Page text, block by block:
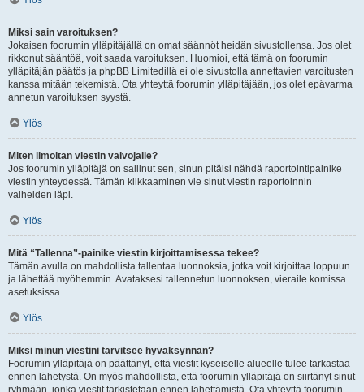
Miksi sain varoituksen?
Jokaisen foorumin ylläpitäjällä on omat säännöt heidän sivustollensa. Jos olet
rikkonut sääntöä, voit saada varoituksen. Huomioi, että tämä on foorumin
ylläpitäjän päätös ja phpBB Limitedillä ei ole sivustolla annettavien varoitusten
kanssa mitään tekemistä. Ota yhteyttä foorumin ylläpitäjään, jos olet epävarma
annetun varoituksen syystä.
Ylös
Miten ilmoitan viestin valvojalle?
Jos foorumin ylläpitäjä on sallinut sen, sinun pitäisi nähdä raportointipainike
viestin yhteydessä. Tämän klikkaaminen vie sinut viestin raportoinnin
vaiheiden läpi.
Ylös
Mitä “Tallenna”-painike viestin kirjoittamisessa tekee?
Tämän avulla on mahdollista tallentaa luonnoksia, jotka voit kirjoittaa loppuun
ja lähettää myöhemmin. Avataksesi tallennetun luonnoksen, vieraile komissa
asetuksissa.
Ylös
Miksi minun viestini tarvitsee hyväksynnän?
Foorumin ylläpitäjä on päättänyt, että viestit kyseiselle alueelle tulee tarkastaa
ennen lähetystä. On myös mahdollista, että foorumin ylläpitäjä on siirtänyt sinut
ryhmään, jonka viestit tarkistetaan ennen lähettämistä. Ota yhteyttä foorumin